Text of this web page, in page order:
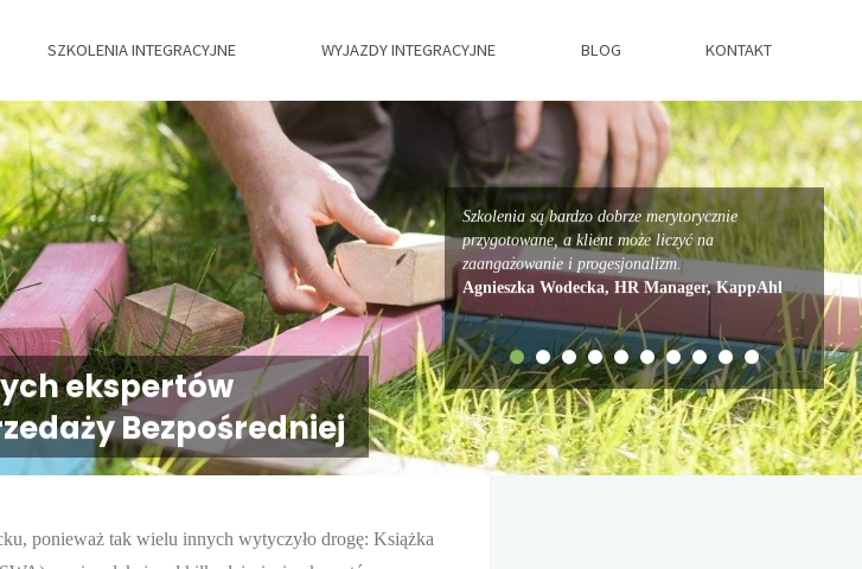
SZKOLENIA INTEGRACYJNE WYJAZDY INTEGRACYJNE BLOG KONTAKT
ekspertów
Bezpośredniej
Szkolenia są bardzo dobrze merytorycznie
przygotowane, a klient może liczyć na
zaangażowanie i progesjonalizm.
Agnieszka Wodecka, HR Manager, KappAhl
ponieważ tak wielu innych wytyczyło drogę: Książka